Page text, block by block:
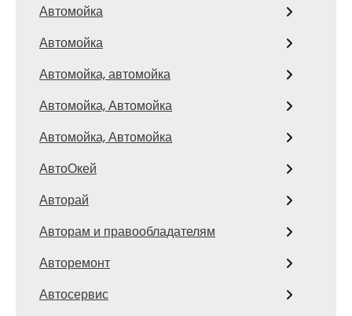
Автомойка
Автомойка
Автомойка, автомойка
Автомойка, Автомойка
Автомойка, Автомойка
АвтоОкей
Авторай
Авторам и правообладателям
Авторемонт
Автосервис